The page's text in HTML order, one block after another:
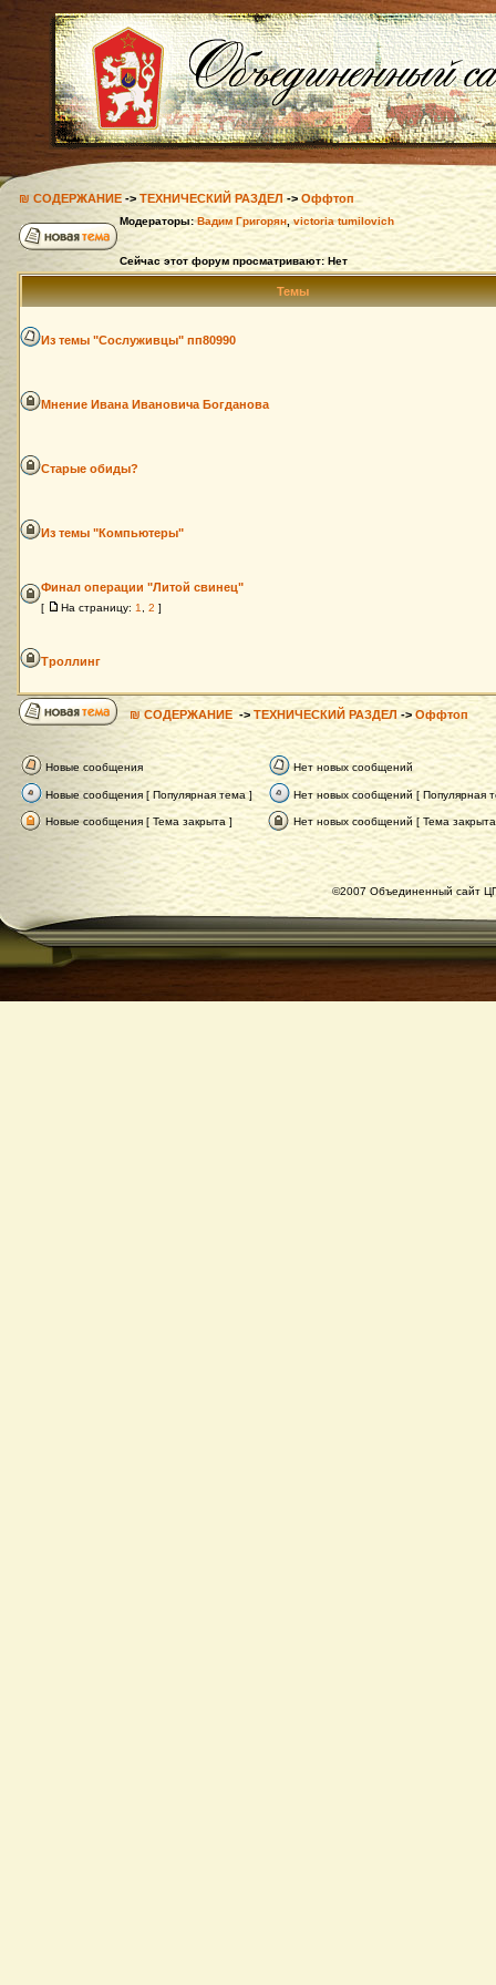
₪ СОДЕРЖАНИЕ-> ТЕХНИЧЕСКИЙ РАЗДЕЛ-> Оффтоп
Модераторы:Вадим Григорян ,victoria tumilovich
Сейчас этот форум просматривают: Нет
Темы
Из темы "Сослуживцы" пп80990
Мнение Ивана Ивановича Богданова
Старые обиды?
Из темы "Компьютеры"
Финал операции "Литой свинец"
[ На страницу: 1 2 ]
Троллинг
₪ СОДЕРЖАНИЕ -> ТЕХНИЧЕСКИЙ РАЗДЕЛ->Оффтоп
Новые сообщения Нет новых сообщений
Новые сообщения [ Популярная тема ] Нет новых сообщений [ Популярная
Новые сообщения [ Тема закрыта ] Нет новых сообщений [ Тема
©2007 Объединенный сайт